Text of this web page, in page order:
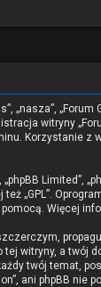
„nasza”,
witryny
Korzystanie
„phpBB
też „GPL”.
Więcej
witryny, a
twój temat,
ani phpBB